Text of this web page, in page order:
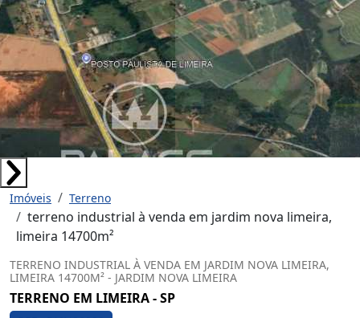
Imóveis Terreno
terreno industrial à venda em jardim nova limeira,
limeira 14700m²
TERRENO INDUSTRIAL À VENDA EM JARDIM NOVA LIMEIRA,
LIMEIRA 14700M² - JARDIM NOVA LIMEIRA
TERRENO EM LIMEIRA - SP